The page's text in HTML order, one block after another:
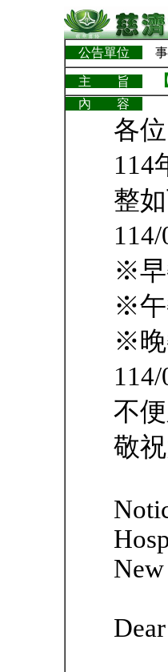
公告單位 事
主 旨
內 容
各
114
整如
※早
※午
※晚
不
敬